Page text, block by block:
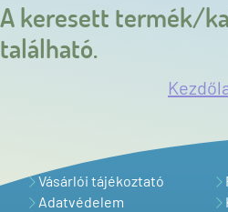
A keresett termék/
található.
Vásárlói tájékoztató
Adatvédelem